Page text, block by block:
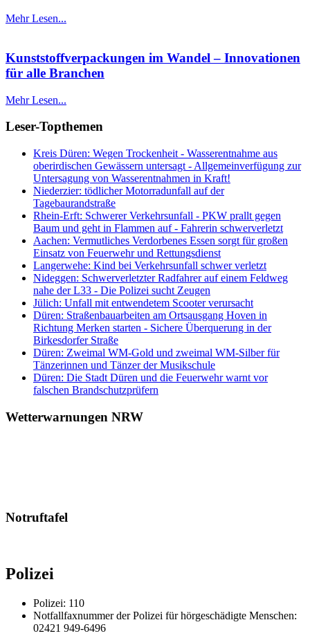
Mehr Lesen...
Kunststoffverpackungen im Wandel – Innovationen
für alle Branchen
Mehr Lesen...
Leser-Topthemen
Kreis Düren: Wegen Trockenheit - Wasserentnahme aus
oberirdischen Gewässern untersagt - Allgemeinverfügung zur
Untersagung von Wasserentnahmen in Kraft!
Niederzier: tödlicher Motorradunfall auf der
Tagebaurandstraße
Rhein-Erft: Schwerer Verkehrsunfall - PKW prallt gegen
Baum und geht in Flammen auf - Fahrerin schwerverletzt
Aachen: Vermutliches Verdorbenes Essen sorgt für großen
Einsatz von Feuerwehr und Rettungsdienst
Langerwehe: Kind bei Verkehrsunfall schwer verletzt
Nideggen: Schwerverletzter Radfahrer auf einem Feldweg
nahe der L33 - Die Polizei sucht Zeugen
Jülich: Unfall mit entwendetem Scooter verursacht
Düren: Straßenbauarbeiten am Ortsausgang Hoven in
Richtung Merken starten - Sichere Überquerung in der
Birkesdorfer Straße
Düren: Zweimal WM-Gold und zweimal WM-Silber für
Tänzerinnen und Tänzer der Musikschule
Düren: Die Stadt Düren und die Feuerwehr warnt vor
falschen Brandschutzprüfern
Wetterwarnungen NRW
Notruftafel
Polizei
Polizei: 110
Notfallfaxnummer der Polizei für hörgeschädigte Menschen:
02421 949-6496